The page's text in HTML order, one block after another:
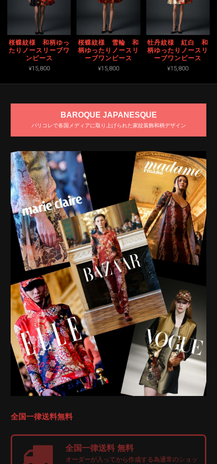
桜蝶紋様 和柄ゆっ
たりノースリーブワ
ンピース
¥15,800
桜蝶紋様 雪輪 和
柄ゆったりノースリ
ーブワンピース
¥15,800
牡丹紋様 紅白 和
柄ゆったりノースリ
ーブワンピース
¥15,800
BAROQUE JAPANESQUE
パリコレで各国メディアに取り上げられた家紋装飾和柄デザイン
全国一律送料無料
全国一律送料 無料
オーダーが入ってから作成する為通常のショッ